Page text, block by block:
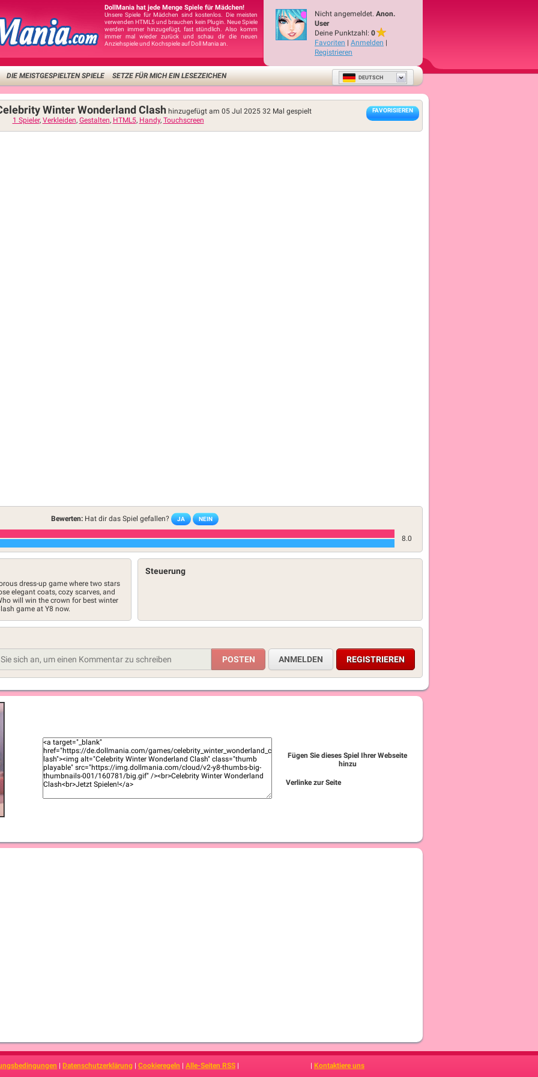
DollMania hat jede Menge Spiele für Mädchen!
Unsere Spiele für Mädchen sind kostenlos. Die meisten
verwenden HTML5 und brauchen kein Plugin. Neue Spiele
werden immer hinzugefügt, fast stündlich. Also komm
immer mal wieder zurück und schau dir die neuen
Anziehspiele und Kochspiele auf Doll Mania an.
Nicht angemeldet. Anon.
User
Deine Punktzahl: 0
Favoriten | Anmelden |
Registrieren
DIE MEISTGESPIELTEN SPIELE SETZE FÜR MICH EIN LESEZEICHEN DEUTSCH
FAVORISIEREN
Winter Wonderland Clash hinzugefügt am 05 Jul 2025 32Mal gespielt
1 Spieler, Verkleiden, Gestalten, HTML5, Handy, Touchscreen
Bewerten:Hat dir das Spiel gefallen? JA NEIN
8.0
dress-up game where two stars
elegant coats, cozy scarves, and
will win the crown for best winter
game at Y8 now.
Steuerung
ANMELDEN REGISTRIEREN
Fügen Sie dieses Spiel Ihrer Webseite
hinzu
Verlinke zur Seite
| Datenschutzerklärung | Cookieregeln | Alle-Seiten RSS | | Kontaktiere uns